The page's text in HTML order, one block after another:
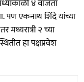
४ वाजता
पण एकनाथ शिंदे यांच्या
मध्यरात्री २ च्या
हा पक्षप्रवेश